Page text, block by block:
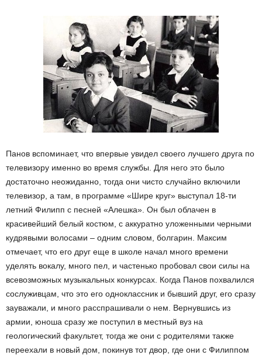
Панов вспоминает, что впервые увидел своего лучшего друга по
телевизору именно во время службы. Для него это было
достаточно неожиданно, тогда они чисто случайно включили
телевизор, а там, в программе «Шире круг» выступал 18-ти
летний Филипп с песней «Алешка». Он был облачен в
красивейший белый костюм, с аккуратно уложенными черными
кудрявыми волосами – одним словом, болгарин. Максим
отмечает, что его друг еще в школе начал много времени
уделять вокалу, много пел, и частенько пробовал свои силы на
всевозможных музыкальных конкурсах. Когда Панов похвалился
сослуживцам, что это его одноклассник и бывший друг, его сразу
зауважали, и много расспрашивали о нем. Вернувшись из
армии, юноша сразу же поступил в местный вуз на
геологический факультет, тогда же они с родителями также
переехали в новый дом, покинув тот двор, где они с Филиппом